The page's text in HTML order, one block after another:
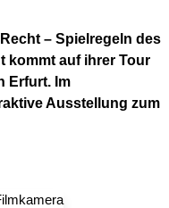
– Spielregeln des
kommt auf ihrer Tour
Erfurt. Im
Ausstellung zum